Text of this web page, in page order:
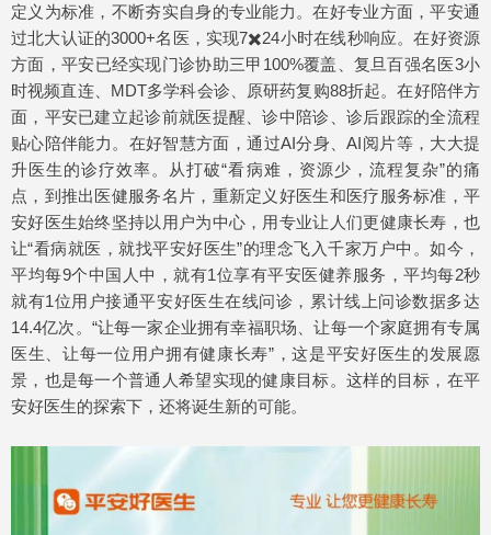
定义为标准，不断夯实自身的专业能力。在好专业方面，平安通
过北大认证的3000+名医，实现7✖️24小时在线秒响应。在好资源
方面，平安已经实现门诊协助三甲100%覆盖、复旦百强名医3小
时视频直连、MDT多学科会诊、原研药复购88折起。在好陪伴方
面，平安已建立起诊前就医提醒、诊中陪诊、诊后跟踪的全流程
贴心陪伴能力。在好智慧方面，通过AI分身、AI阅片等，大大提
升医生的诊疗效率。从打破“看病难，资源少，流程复杂”的痛
点，到推出医健服务名片，重新定义好医生和医疗服务标准，平
安好医生始终坚持以用户为中心，用专业让人们更健康长寿，也
让“看病就医，就找平安好医生”的理念飞入千家万户中。如今，
平均每9个中国人中，就有1位享有平安医健养服务，平均每2秒
就有1位用户接通平安好医生在线问诊，累计线上问诊数据多达
14.4亿次。“让每一家企业拥有幸福职场、让每一个家庭拥有专属
医生、让每一位用户拥有健康长寿”，这是平安好医生的发展愿
景，也是每一个普通人希望实现的健康目标。这样的目标，在平
安好医生的探索下，还将诞生新的可能。